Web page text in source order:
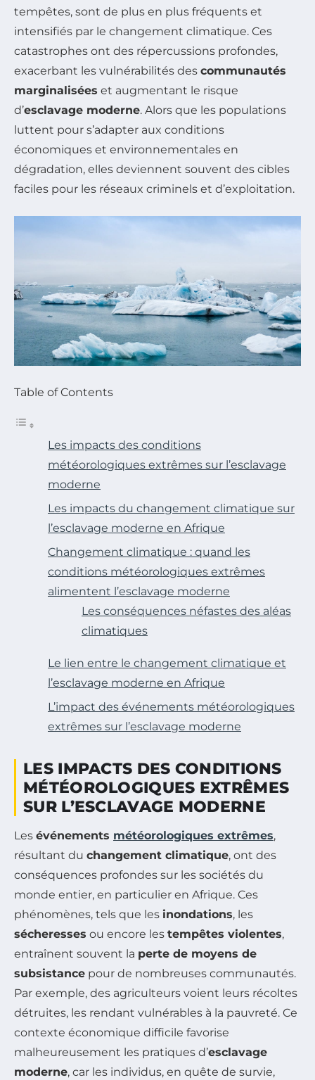
tempêtes, sont de plus en plus fréquents et
intensifiés par le changement climatique. Ces
catastrophes ont des répercussions profondes,
exacerbant les vulnérabilités des communautés
marginalisées et augmentant le risque
d’esclavage moderne. Alors que les populations
luttent pour s’adapter aux conditions
économiques et environnementales en
dégradation, elles deviennent souvent des cibles
faciles pour les réseaux criminels et d’exploitation.
Table of Contents
Les impacts des conditions
météorologiques extrêmes sur l’esclavage
moderne
Les impacts du changement climatique sur
l’esclavage moderne en Afrique
Changement climatique : quand les
conditions météorologiques extrêmes
alimentent l’esclavage moderne
Les conséquences néfastes des aléas
climatiques
Le lien entre le changement climatique et
l’esclavage moderne en Afrique
L’impact des événements météorologiques
extrêmes sur l’esclavage moderne
LES IMPACTS DES CONDITIONS
MÉTÉOROLOGIQUES EXTRÊMES
SUR L’ESCLAVAGE MODERNE
Les événements météorologiques extrêmes,
résultant du changement climatique, ont des
conséquences profondes sur les sociétés du
monde entier, en particulier en Afrique. Ces
phénomènes, tels que les inondations, les
sécheresses ou encore les tempêtes violentes,
entraînent souvent la perte de moyens de
subsistance pour de nombreuses communautés.
Par exemple, des agriculteurs voient leurs récoltes
détruites, les rendant vulnérables à la pauvreté. Ce
contexte économique difficile favorise
malheureusement les pratiques d’esclavage
moderne, car les individus, en quête de survie,